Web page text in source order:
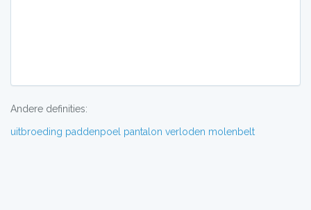
Andere definities:
uitbroeding paddenpoel pantalon verloden molenbelt